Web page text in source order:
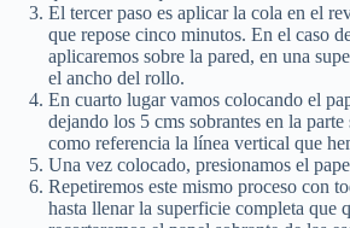
El tercer paso es aplicar la cola en el
que repose cinco minutos. En el caso
aplicaremos sobre la pared, en una
el ancho del rollo.
En cuarto lugar vamos colocando el
dejando los 5 cms sobrantes en la
como referencia la línea vertical que
Una vez colocado, presionamos el
Repetiremos este mismo proceso con
hasta llenar la superficie completa que